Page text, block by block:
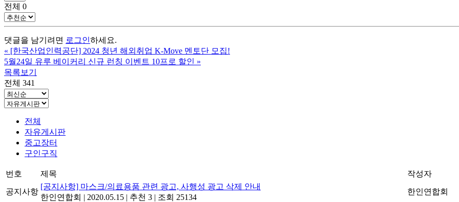
전체 0
댓글을 남기려면 로그인하세요.
« [한국산업인력공단] 2024 청년 해외취업 K-Move 멘토단 모집!
5월24일 유루 베이커리 신규 런칭 이벤트 10프로 할인 »
목록보기
전체 341
전체
자유게시판
중고장터
구인구직
번호 제목 작성자
공지사항
[공지사항] 마스크/의료용품 관련 광고, 사행성 광고 삭제 안내
한인연합회
2020.05.15 추천 3 조회 25134
한인연합회